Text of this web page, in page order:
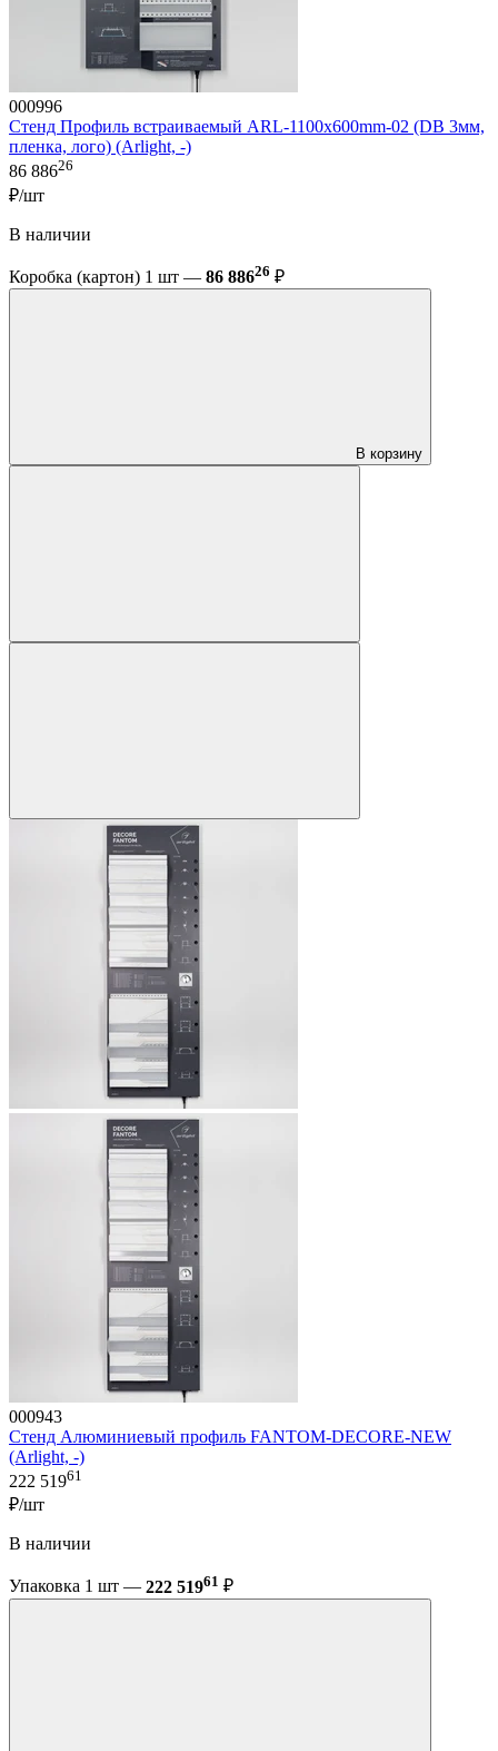
000996
Стенд Профиль встраиваемый ARL-1100x600mm-02 (DB 3мм,
пленка, лого) (Arlight, -)
86 88626
₽/шт
В наличии
Коробка (картон) 1 шт — 86 88626 ₽
В корзину
000943
Стенд Алюминиевый профиль FANTOM-DECORE-NEW
(Arlight, -)
222 51961
₽/шт
В наличии
Упаковка 1 шт — 222 51961 ₽